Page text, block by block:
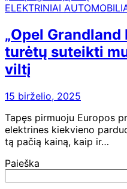
ELEKTRINIAI
„Opel Grandland
turėtų suteikti
viltį
15 birželio, 2025
Tapęs pirmuoju Europos
elektrines kiekvieno
tą pačią kainą, kaip ir…
Paieška